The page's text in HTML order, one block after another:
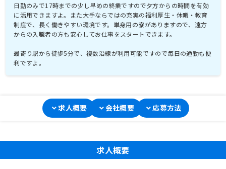
日勤のみで17時までの少し早めの終業ですので夕方からの時間を有効
に活用できますよ。また大手ならではの充実の福利厚生・休暇・教育
制度で、長く働きやすい環境です。単身用の寮がありますので、遠方
からの入職者の方も安心してお仕事をスタートできます。
最寄り駅から徒歩5分で、複数沿線が利用可能ですので毎日の通勤も便
利ですよ。
求人概要 会社概要 応募方法
求人概要